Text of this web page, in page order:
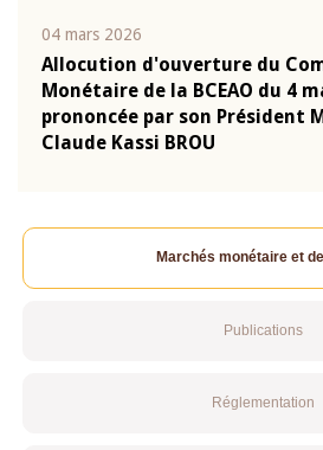
04 mars 2026
Allocution d'ouverture du
Monétaire de la BCEAO du 4
prononcée par son Président
Claude Kassi BROU
Marchés monétaire et
Publications
Réglementation